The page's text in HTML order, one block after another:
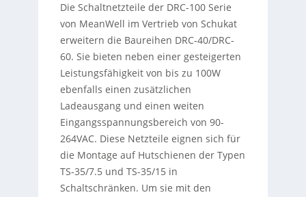
Die Schaltnetzteile der DRC-100 Serie
von MeanWell im Vertrieb von Schukat
erweitern die Baureihen DRC-40/DRC-
60. Sie bieten neben einer gesteigerten
Leistungsfähigkeit von bis zu 100W
ebenfalls einen zusätzlichen
Ladeausgang und einen weiten
Eingangsspannungsbereich von 90-
264VAC. Diese Netzteile eignen sich für
die Montage auf Hutschienen der Typen
TS-35/7.5 und TS-35/15 in
Schaltschränken. Um sie mit den